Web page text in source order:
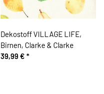
Dekostoff VILLAGE LIFE,
Birnen, Clarke & Clarke
39,99 € *